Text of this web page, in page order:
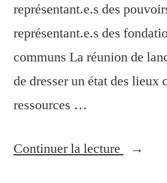
représentant.e.s des
représentant.e.s des
communs La réunion de
de dresser un état des lieux
ressources …
Continuer la lecture